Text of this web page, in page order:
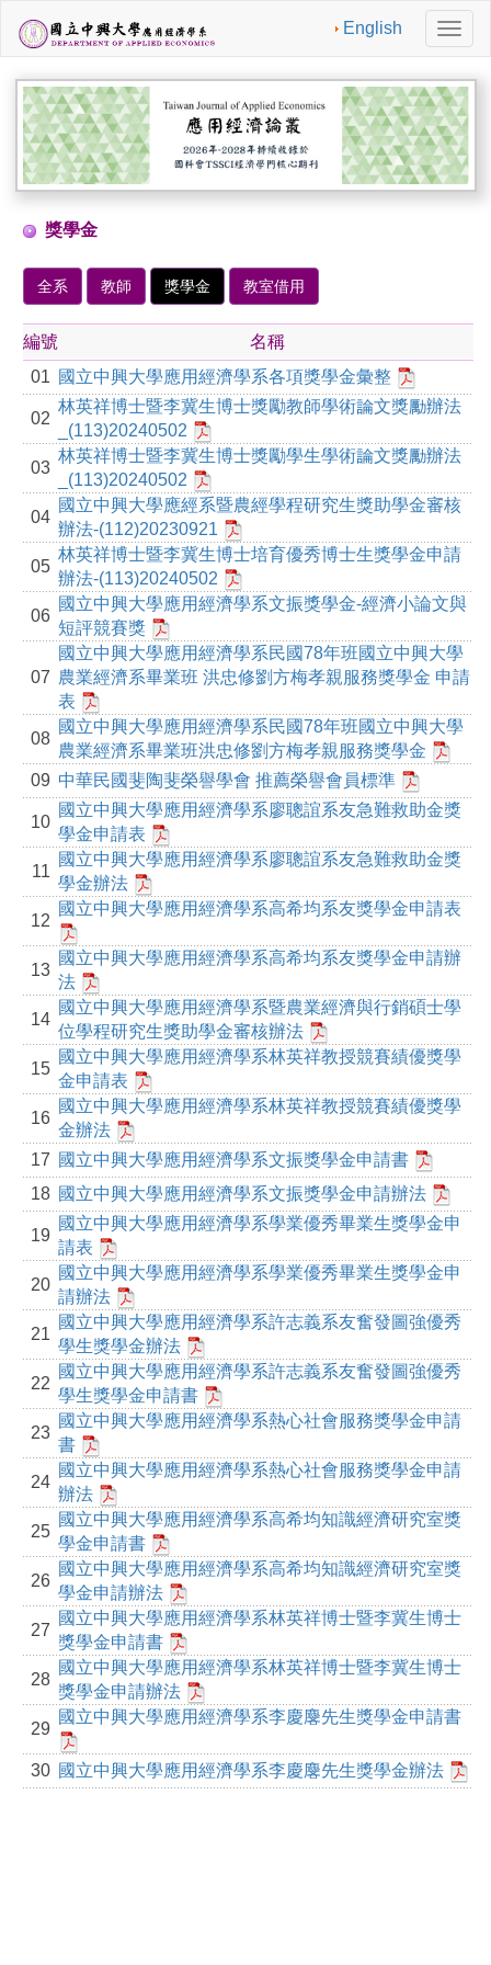
English
切
換
導
航
獎學金
全系 教師 獎學金 教室借用
編號
名稱
01 國立中興大學應用經濟學系各項獎學金彙整
02
林英祥博士暨李冀生博士獎勵教師學術論文獎勵辦法
_(113)20240502
03
林英祥博士暨李冀生博士獎勵學生學術論文獎勵辦法
_(113)20240502
04
國立中興大學應經系暨農經學程研究生獎助學金審核
辦法-(112)20230921
05
林英祥博士暨李冀生博士培育優秀博士生獎學金申請
辦法-(113)20240502
06
國立中興大學應用經濟學系文振獎學金-經濟小論文與
短評競賽獎
07
國立中興大學應用經濟學系民國78年班國立中興大學
農業經濟系畢業班 洪忠修劉方梅孝親服務獎學金 申請
表
08
國立中興大學應用經濟學系民國78年班國立中興大學
農業經濟系畢業班洪忠修劉方梅孝親服務獎學金
09 中華民國斐陶斐榮譽學會 推薦榮譽會員標準
10
國立中興大學應用經濟學系廖聰誼系友急難救助金獎
學金申請表
11
國立中興大學應用經濟學系廖聰誼系友急難救助金獎
學金辦法
12
國立中興大學應用經濟學系高希均系友獎學金申請表
13
國立中興大學應用經濟學系高希均系友獎學金申請辦
法
14
國立中興大學應用經濟學系暨農業經濟與行銷碩士學
位學程研究生獎助學金審核辦法
15
國立中興大學應用經濟學系林英祥教授競賽績優獎學
金申請表
16
國立中興大學應用經濟學系林英祥教授競賽績優獎學
金辦法
17 國立中興大學應用經濟學系文振獎學金申請書
18 國立中興大學應用經濟學系文振獎學金申請辦法
19
國立中興大學應用經濟學系學業優秀畢業生獎學金申
請表
20
國立中興大學應用經濟學系學業優秀畢業生獎學金申
請辦法
21
國立中興大學應用經濟學系許志義系友奮發圖強優秀
學生獎學金辦法
22
國立中興大學應用經濟學系許志義系友奮發圖強優秀
學生獎學金申請書
23
國立中興大學應用經濟學系熱心社會服務獎學金申請
書
24
國立中興大學應用經濟學系熱心社會服務獎學金申請
辦法
25
國立中興大學應用經濟學系高希均知識經濟研究室獎
學金申請書
26
國立中興大學應用經濟學系高希均知識經濟研究室獎
學金申請辦法
27
國立中興大學應用經濟學系林英祥博士暨李冀生博士
獎學金申請書
28
國立中興大學應用經濟學系林英祥博士暨李冀生博士
獎學金申請辦法
29
國立中興大學應用經濟學系李慶麐先生獎學金申請書
30 國立中興大學應用經濟學系李慶麐先生獎學金辦法